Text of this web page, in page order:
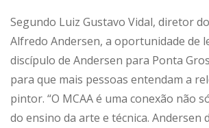
Segundo Luiz Gustavo Vidal, diretor
Alfredo Andersen, a oportunidade de
discípulo de Andersen para Ponta
para que mais pessoas entendam a
pintor. “O MCAA é uma conexão não
do ensino da arte e técnica. Andersen